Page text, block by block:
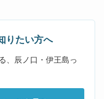
りたい方へ
、辰ノ口・伊王島っ